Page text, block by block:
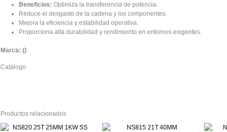
Beneficios: Optimiza la transferencia de potencia.
Reduce el desgaste de la cadena y los componentes.
Mejora la eficiencia y estabilidad operativa.
Proporciona alta durabilidad y rendimiento en entornos exigentes.
Marca: ()
Catálogo
Productos relacionados